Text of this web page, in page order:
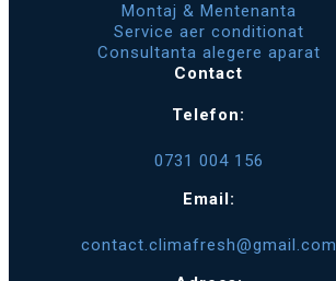
Montaj & Mentenanta
Service aer conditionat
Consultanta alegere aparat
Contact
Telefon:
0731 004 156
Email:
contact.climafresh@gmail.com